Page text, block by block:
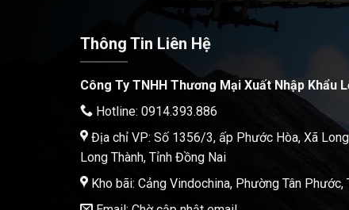
Thông Tin Liên Hệ
Công Ty TNHH Thương Mại Xuất Nhập Khẩu
Hotline: 0914.393.886
Địa chỉ VP: Số 1356/3, ấp Phước Hòa, Xã
Long Thành, Tỉnh Đồng Nai
Kho bãi: Cảng Vindochina, Phường Tân Phước,